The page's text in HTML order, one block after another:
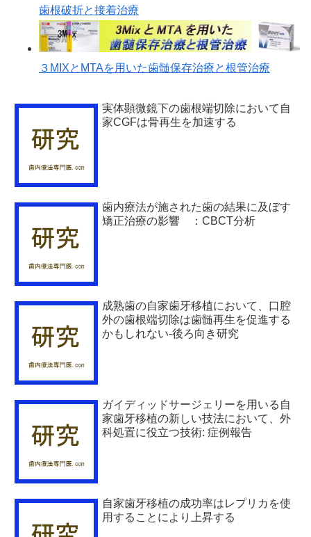
歯根破折と接着治療
３MIXとMTAを用いた歯髄保存治療と根管治療
実体顕微鏡下の歯根端切除において自
家CGFは骨再生を加速する
歯内療法が施された歯の結果に及ぼす
矯正治療の影響 ：CBCT分析
成熟歯の自家歯牙移植において、口腔
外の歯根端切除は歯髄再生を促進する
かもしれない-後ろ向き研究
ガイディッドサージェリーを用いる自
家歯牙移植の新しい技法において、外
科処置に役立つ技術: 症例報告
自家歯牙移植の成功率はレプリカを使
用することにより上昇する